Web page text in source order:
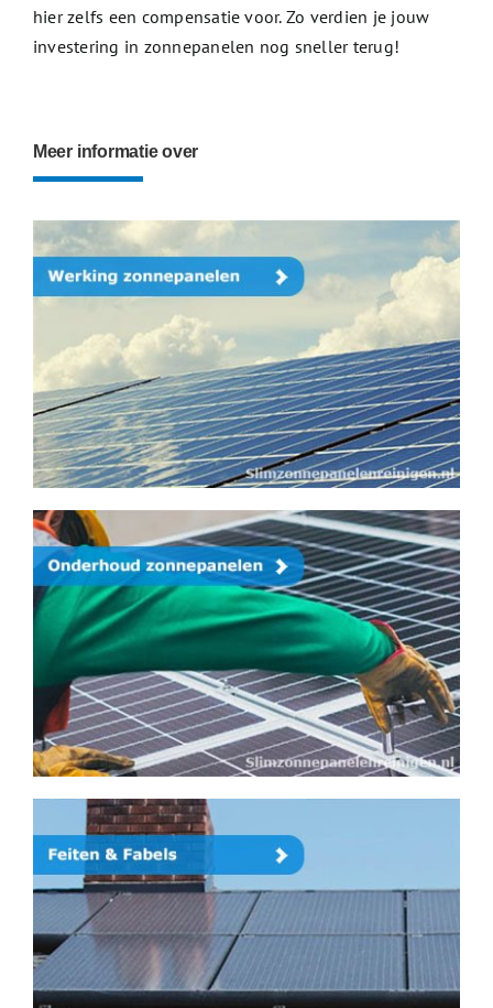
hier zelfs een compensatie voor. Zo verdien je jouw
investering in zonnepanelen nog sneller terug!
Meer informatie over